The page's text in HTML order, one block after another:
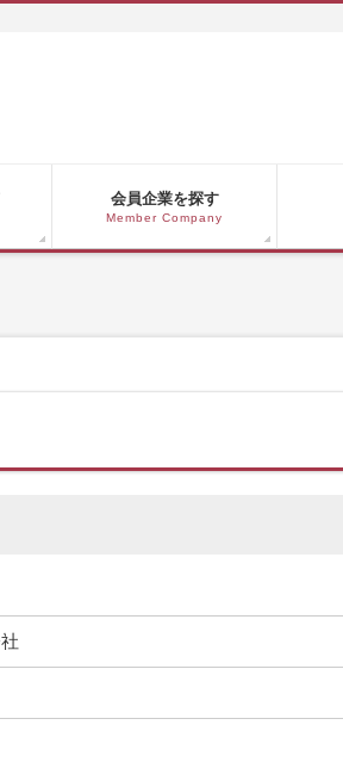
会員企業を探す
Member Company